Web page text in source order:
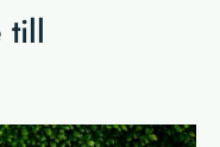
till